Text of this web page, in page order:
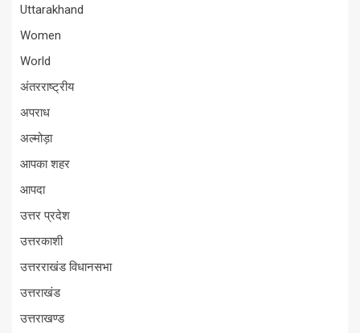
Uttarakhand
Women
World
अंतरराष्ट्रीय
अपराध
अल्मोड़ा
आपका शहर
आपदा
उत्तर प्रदेश
उत्तरकाशी
उत्तरराखंड विधानसभा
उत्तराखंड
उत्तराखण्ड